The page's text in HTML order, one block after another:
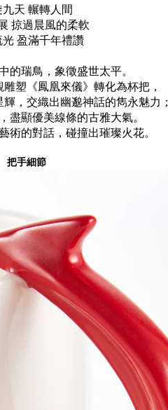
天 輾轉人間
掠過晨風的柔軟
盈滿千年禮讚
的瑞鳥，象徵盛世太平。
塑《鳳凰來儀》轉化為杯把，
，交織出幽邈神話的雋永魅力；
盡顯優美線條的古雅大氣。
術的對話，碰撞出璀璨火花。
把手細節